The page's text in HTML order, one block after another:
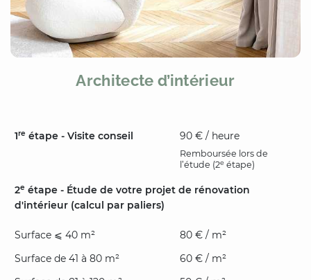
Architecte d’intérieur
1re étape - Visite conseil 90 € / heure
Remboursée lors de
l’étude (2e étape)
2e étape - Étude de votre projet de rénovation
d'intérieur (calcul par paliers)
Surface ⩽ 40 m²
80 € / m²
Surface de 41 à 80 m²
60 € / m²